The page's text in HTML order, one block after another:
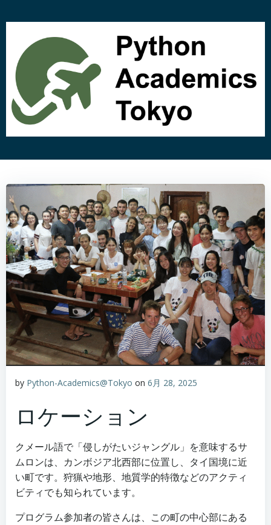
ン
ン
ツ
へ
キ
ッ
プ
by Python-Academics@Tokyo on 6月 28, 2025
ロケーション
クメール語で「侵しがたいジャングル」を意味するサ
ムロンは、カンボジア北西部に位置し、タイ国境に近
い町です。狩猟や地形、地質学的特徴などのアクティ
ビティでも知られています。
プログラム参加者の皆さんは、この町の中心部にある